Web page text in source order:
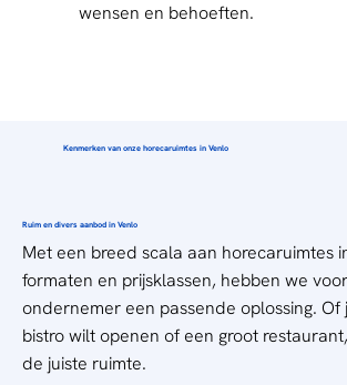
wensen en behoeften.
Kenmerken van onze horecaruimtes in Venlo
Ruim en divers aanbod in Venlo
Met een breed scala aan horecaruimtes
formaten en prijsklassen, hebben we
ondernemer een passende oplossing. Of
bistro wilt openen of een groot
de juiste ruimte.